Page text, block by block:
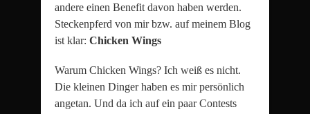
andere einen Benefit davon haben werden.
Steckenpferd von mir bzw. auf meinem Blog
ist klar: Chicken Wings
Warum Chicken Wings? Ich weiß es nicht.
Die kleinen Dinger haben es mir persönlich
angetan. Und da ich auf ein paar Contests